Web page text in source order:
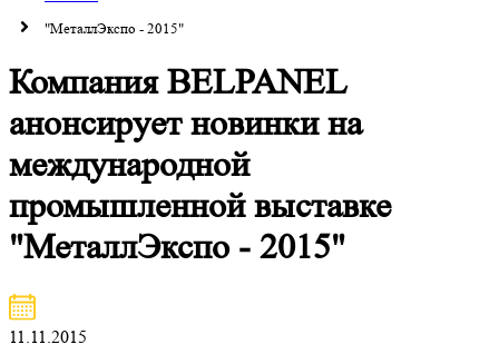
"МеталлЭкспо - 2015"
Компания BELPANEL
анонсирует новинки на
международной
промышленной выставке
"МеталлЭкспо - 2015"
11.11.2015